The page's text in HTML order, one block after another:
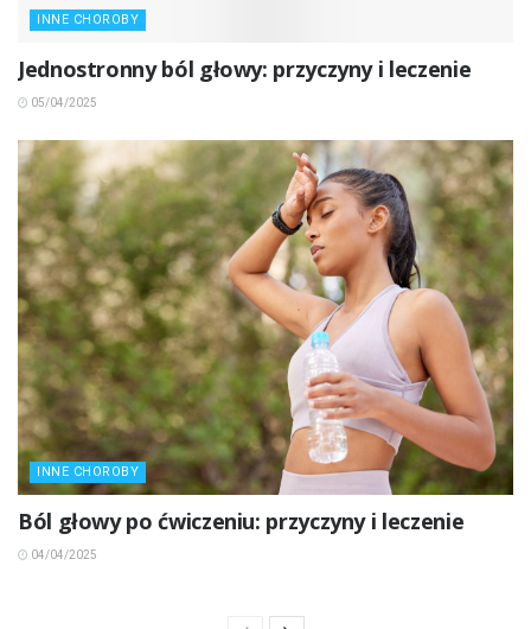
INNE CHOROBY
Jednostronny ból głowy: przyczyny i leczenie
05/04/2025
INNE CHOROBY
Ból głowy po ćwiczeniu: przyczyny i leczenie
04/04/2025